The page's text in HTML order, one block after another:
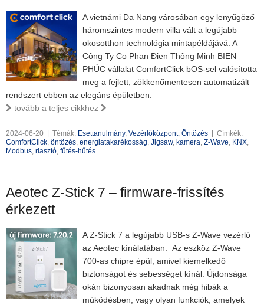
A vietnámi Da Nang városában egy lenyűgöző
háromszintes modern villa vált a legújabb
okosotthon technológia mintapéldájává. A
Công Ty Co Phan Đien Thông Minh BIEN
PHÚC vállalat ComfortClick bOS-sel valósította
meg a fejlett, zökkenőmentesen automatizált
rendszert ebben az elegáns épületben.
tovább a teljes cikkhez
2024-06-20 Témák: Esettanulmány, Vezérlőközpont, Öntözés
Címkék:
ComfortClick, öntözés, energiatakarékosság, Jigsaw, kamera, Z-Wave, KNX,
Modbus, riasztó, fűtés-hűtés
Aeotec Z-Stick 7 – firmware-frissítés
érkezett
A Z-Stick 7 a legújabb USB-s Z-Wave vezérlő
az Aeotec kínálatában. Az eszköz Z-Wave
700-as chipre épül, amivel kiemelkedő
biztonságot és sebességet kínál. Újdonsága
okán bizonyosan akadnak még hibák a
működésben, vagy olyan funkciók, amelyek